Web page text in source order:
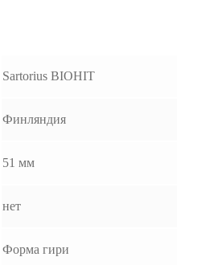
Sartorius BIOHIT
Финляндия
51 мм
нет
Форма гири